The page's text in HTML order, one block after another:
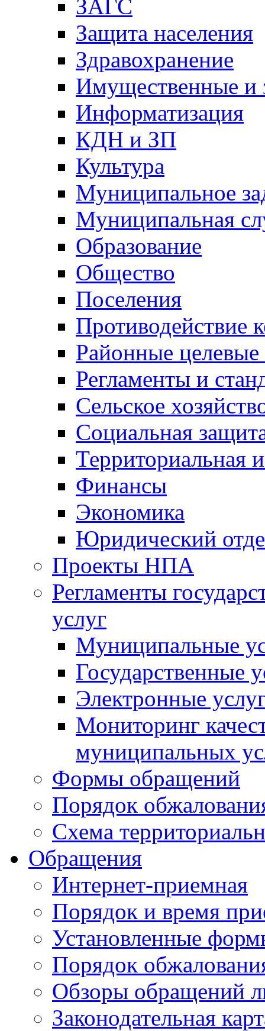
ЗАГС
Защита населения
Здравохранение
Имущественные и
Информатизация
КДН и ЗП
Культура
Муниципальное
Муниципальная
Образование
Общество
Поселения
Противодействие
Районные
Регламенты и
Сельское
Социальная
Территориальная
Финансы
Экономика
Юридический
Проекты НПА
Регламенты
услуг
Муниципальные
Государственные
Электронные
Мониторинг
муниципальных
Формы обращений
Порядок
Схема
Обращения
Интернет-приемная
Порядок и время
Установленные
Порядок
Обзоры обращений
Законодательная